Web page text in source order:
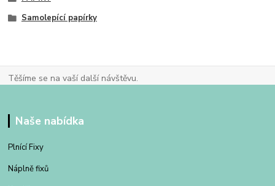
Samolepící papírky
Těšíme se na vaší další návštěvu.
Naše nabídka
Plnící Fixy
Náplně fixů